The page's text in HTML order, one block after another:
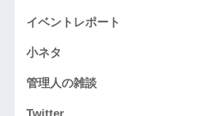
イベントレポート
小ネタ
管理人の雑談